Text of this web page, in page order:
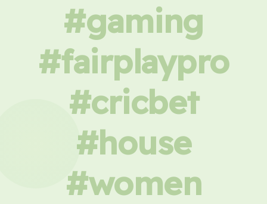
#gaming
#fairplaypro
#cricbet
#house
#women